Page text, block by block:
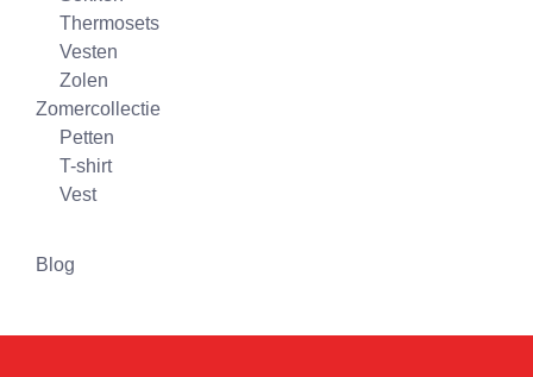
Thermosets
Vesten
Zolen
Zomercollectie
Petten
T-shirt
Vest
Blog